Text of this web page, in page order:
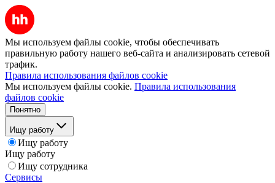
Мы используем файлы cookie, чтобы обеспечивать
правильную работу нашего веб-сайта и анализировать сетевой
трафик.
Правила использования файлов cookie
Мы используем файлы cookie. Правила использования
файлов cookie
Понятно
Ищу работу
Ищу работу
Ищу работу
Ищу сотрудника
Сервисы